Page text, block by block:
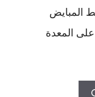
المبايض
على المعدة